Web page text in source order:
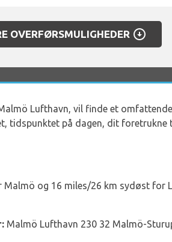
OVERFØRSMULIGHEDER arrow_circle_down
Lufthavn, vil finde et
tidspunktet på dagen, dit
og 16 miles/26 km sydøst for
Malmö Lufthavn 230 32 Malmö-